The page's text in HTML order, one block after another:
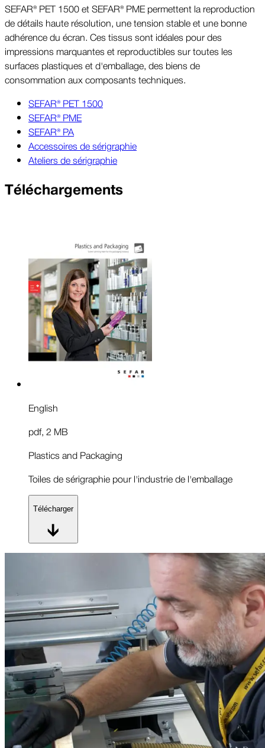
SEFAR® PET 1500 et SEFAR® PME permettent la reproduction
de détails haute résolution, une tension stable et une bonne
adhérence du écran. Ces tissus sont idéales pour des
impressions marquantes et reproductibles sur toutes les
surfaces plastiques et d'emballage, des biens de
consommation aux composants techniques.
SEFAR® PET 1500
SEFAR® PME
SEFAR® PA
Accessoires de sérigraphie
Ateliers de sérigraphie
Téléchargements
English
pdf, 2 MB
Plastics and Packaging
Toiles de sérigraphie pour l'industrie de l'emballage
Télécharger